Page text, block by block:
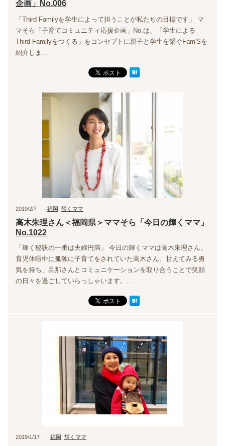
企画」No.006
「Third Familyを学生によって担うことが私たちの目標です」 マ
マそら「子育てコミュニティ応援企画」No.は、「学生による
Third Familyをつくる」をコンセプトに親子と学生を繋ぐFam'Sを
紹介しま…
2019/2/7 福岡 輝くママ
高木朱理さん＜福岡県＞ママそら「今日の輝くママ」
No.1022
「輝く秘訣の一番は夫婦円満」 今日の輝くママは高木朱理さん。
育児休暇中に孤独に子育てをされていた高木さん、甘えてみる勇
気を持ち、旦那さんとコミュニケーションを取り合うことで笑顔
の日々を過ごしていらっしゃいます。…
2019/1/17 福岡 輝くママ